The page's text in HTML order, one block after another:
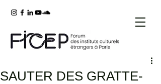
SAUTER DES GRATTE-